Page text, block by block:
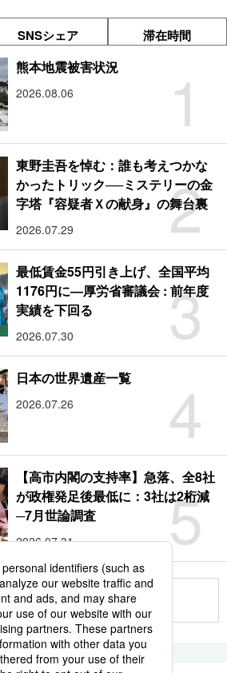
SNSシェア 滞在時間
1
熊本地震被害状況
2026.08.06
2
東野圭吾を悼む：誰も考えつかな
かったトリック──ミステリーの金
字塔『容疑者Ｘの献身』の舞台裏
2026.07.29
3
最低賃金55円引き上げ、全国平均
1176円に―厚労省審議会 : 前年度
実績を下回る
2026.07.30
4
日本の世界遺産一覧
2026.07.26
5
【高市内閣の支持率】急落、全8社
が政権発足後最低に：3社は2桁減
─7月世論調査
2026.07.31
もっと見る